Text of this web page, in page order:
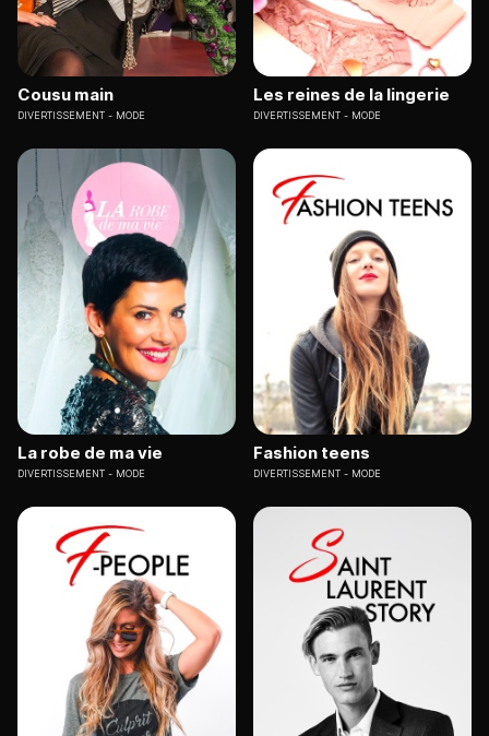
Cousu main
DIVERTISSEMENT MODE
Les reines de la lingerie
DIVERTISSEMENT MODE
La robe de ma vie
DIVERTISSEMENT MODE
Fashion teens
DIVERTISSEMENT MODE